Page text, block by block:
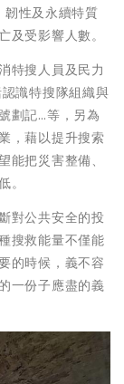
性及永續特質
及受影響人數。
特搜人員及民力
識特搜隊組織與
劃記…等，另為
，藉以提升搜索
把災害整備、
。
對公共安全的投
搜救能量不僅能
的時候，義不容
一份子應盡的義